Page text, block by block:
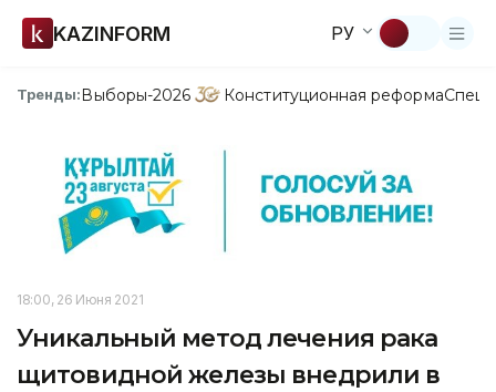
KAZINFORM РУ
Тренды:Выборы-2026 Конституционная реформа
18:00, 26 Июня 2021
Уникальный метод лечения рака
щитовидной железы внедрили в